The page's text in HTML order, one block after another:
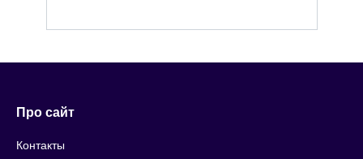
Про сайт
Контакты